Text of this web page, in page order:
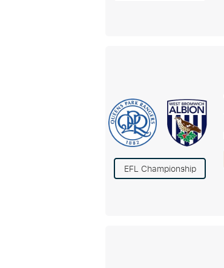
EFL Championship